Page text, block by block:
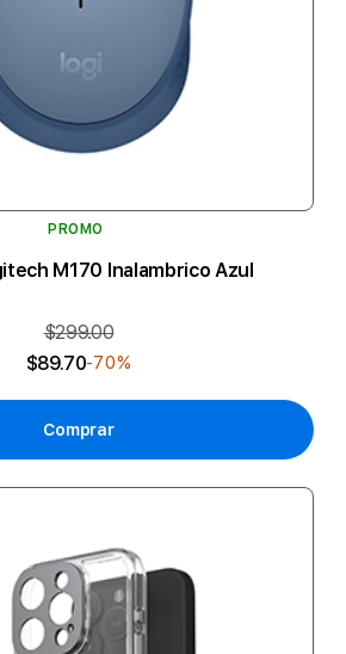
PROMO
M170 Inalambrico Azul
$299.00
$89.70-70%
Comprar